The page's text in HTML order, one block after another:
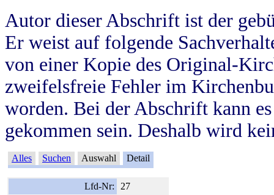
Autor dieser Abschrift ist der
Er weist auf folgende
von einer Kopie des Original-
zweifelsfreie Fehler im
worden. Bei der Abschrift kann
gekommen sein. Deshalb wird
Alles Suchen Auswahl Detail
Lfd-Nr:
27